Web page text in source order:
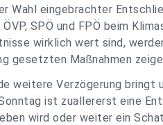
Wahl eingebrachter
SPÖ und FPÖ beim
wirklich wert sind,
gesetzten Maßnahmen
weitere Verzögerung bringt
ist zuallererst eine
wird oder weiter ein